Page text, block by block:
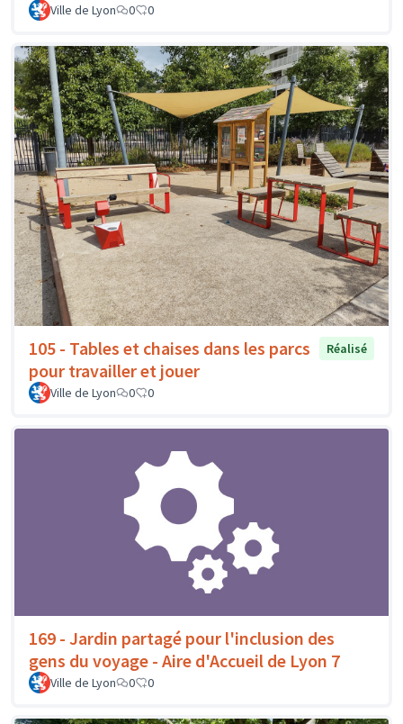
Ville de Lyon 0 0
105 - Tables et chaises dans les parcs
pour travailler et jouer
Réalisé
Ville de Lyon 0 0
169 - Jardin partagé pour l'inclusion des
gens du voyage - Aire d'Accueil de Lyon 7
Ville de Lyon 0 0